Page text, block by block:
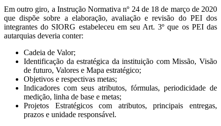
Em outro giro, a Instrução Normativa nº 24 de 18 de março de 2020
que dispõe sobre a elaboração, avaliação e revisão do PEI dos
integrantes do SIORG estabeleceu em seu Art. 3º que os PEI das
autarquias deveria conter:
Cadeia de Valor;
Identificação da estratégica da instituição com Missão, Visão
de futuro, Valores e Mapa estratégico;
Objetivos e respectivas metas;
Indicadores com seus atributos, fórmulas, periodicidade de
medição, linha de base e metas;
Projetos Estratégicos com atributos, principais entregas,
prazos e unidade responsável.